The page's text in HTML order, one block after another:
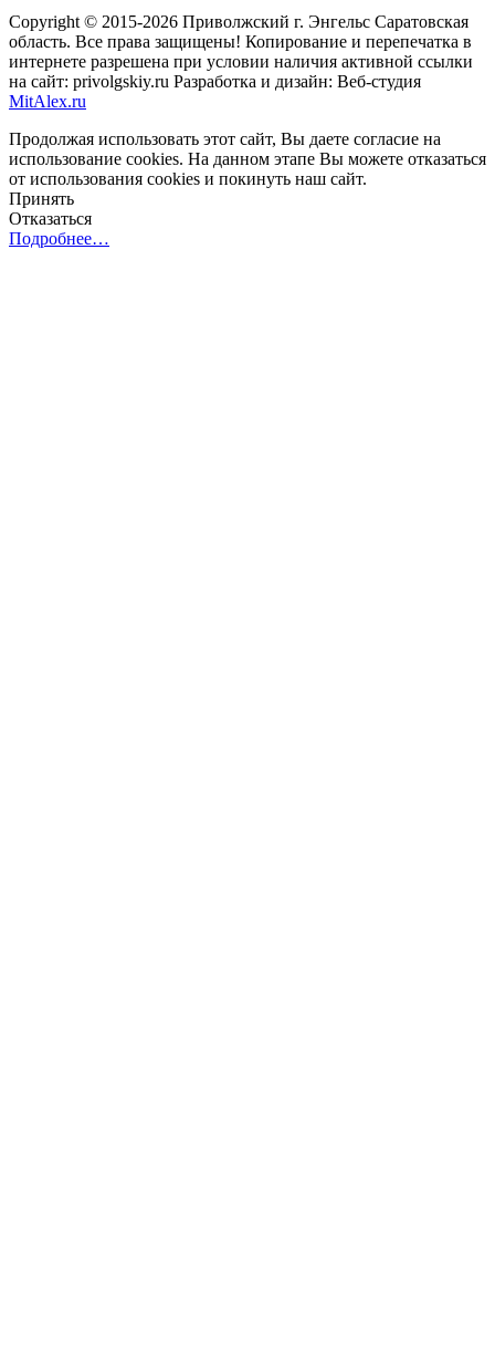
Copyright © 2015-2026 Приволжский г. Энгельс Саратовская
область. Все права защищены! Копирование и перепечатка в
интернете разрешена при условии наличия активной ссылки
на сайт: privolgskiy.ru Разработка и дизайн: Веб-студия
MitAlex.ru
Продолжая использовать этот сайт, Вы даете согласие на
использование cookies. На данном этапе Вы можете отказаться
от использования cookies и покинуть наш сайт.
Принять
Отказаться
Подробнее…